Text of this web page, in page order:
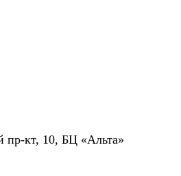
кт, 10, БЦ «Альта»